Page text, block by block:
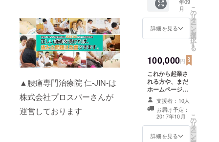
▲腰痛専門治療院 仁-JIN-は
株式会社プロスパーさんが
運営しております
指導
③LINE
メッ
セージ
ポート
（週2
回） ④
緊急相
談（24
時間365
日サ
ポー
ト）
下記治
・
特殊電
レッチ
・
鍼灸治
療
・
骨盤・
姿勢矯
正 筋
力ト
ング
前に調
査対象
のホー
ムペー
析方法
をヒア
リング
の上で
勧めさ
せて頂
きま
す。
ケット
です。
きちん
とした
問診と
検査の
あなた
の腰痛
の症
状・状
態に応
じた特
殊電気
治療、
スト
レッ
チ、鍼
月
詳細を見る
こ
の
リ
タ
ー
ン
を
選
択
す
る
100,000円
これから起業さ
れる方や、まだ
ホームページを
もっていないと
いう企業におす
すめ。大企業か
ら中小企業・個
人商店まで様々
なホームページ
支援者：10人
お届け予定：
2017年10月
詳細を見る
こ
の
リ
タ
ー
ン
を